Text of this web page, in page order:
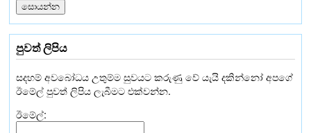
පුවත් ලිපිය
සදහම් අවබෝධය උතුම්ම සුවයට කරුණු වේ යැයි දකින්නෝ අපගේ
ඊමේල් පුවත් ලිපිය ලැබීමට එක්වන්න.
ඊමේල්: